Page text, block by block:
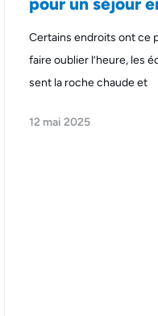
Certains endroits ont ce
faire oublier l’heure, les
sent la roche chaude et
12 mai 2025